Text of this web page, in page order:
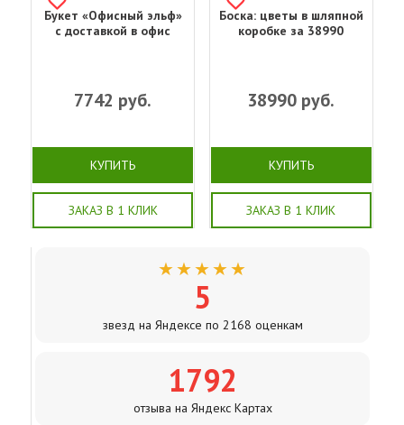
Букет «Офисный эльф»
с доставкой в офис
7742 руб.
КУПИТЬ
ЗАКАЗ В 1 КЛИК
Боска: цветы в шляпной
коробке за 38990
38990 руб.
КУПИТЬ
ЗАКАЗ В 1 КЛИК
★★★★★
5
звезд на Яндексе по 2168 оценкам
1792
отзыва на Яндекс Картах